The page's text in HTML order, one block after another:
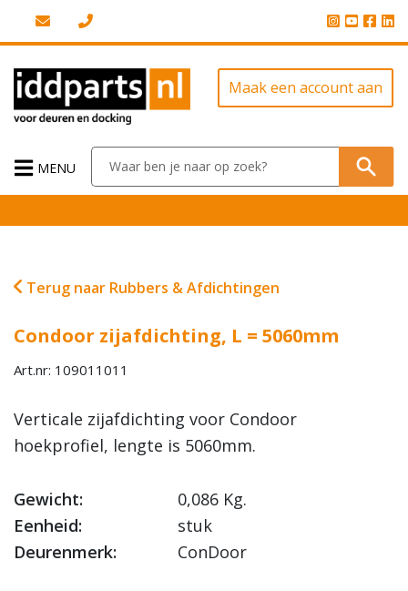
Maak een account aan
MENU
Terug naar Rubbers & Afdichtingen
Condoor zijafdichting, L = 5060mm
Art.nr: 109011011
Verticale zijafdichting voor Condoor
hoekprofiel, lengte is 5060mm.
Gewicht:
0,086 Kg.
Eenheid:
stuk
Deurenmerk:
ConDoor